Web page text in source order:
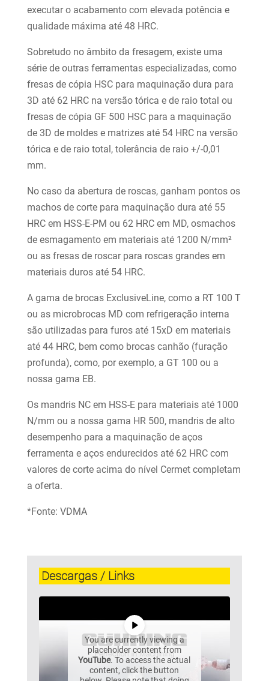
executar o acabamento com elevada potência e
qualidade máxima até 48 HRC.
Sobretudo no âmbito da fresagem, existe uma
série de outras ferramentas especializadas, como
fresas de cópia HSC para maquinação dura para
3D até 62 HRC na versão tórica e de raio total ou
fresas de cópia GF 500 HSC para a maquinação
de 3D de moldes e matrizes até 54 HRC na versão
tórica e de raio total, tolerância de raio +/-0,01
mm.
No caso da abertura de roscas, ganham pontos os
machos de corte para maquinação dura até 55
HRC em HSS-E-PM ou 62 HRC em MD, osmachos
de esmagamento em materiais até 1200 N/mm²
ou as fresas de roscar para roscas grandes em
materiais duros até 54 HRC.
A gama de brocas ExclusiveLine, como a RT 100 T
ou as microbrocas MD com refrigeração interna
são utilizadas para furos até 15xD em materiais
até 44 HRC, bem como brocas canhão (furação
profunda), como, por exemplo, a GT 100 ou a
nossa gama EB.
Os mandris NC em HSS-E para materiais até 1000
N/mm ou a nossa gama HR 500, mandris de alto
desempenho para a maquinação de aços
ferramenta e aços endurecidos até 62 HRC com
valores de corte acima do nível Cermet completam
a oferta.
*Fonte: VDMA
Descargas / Links
You are currently viewing a
placeholder content from
YouTube. To access the actual
content, click the button